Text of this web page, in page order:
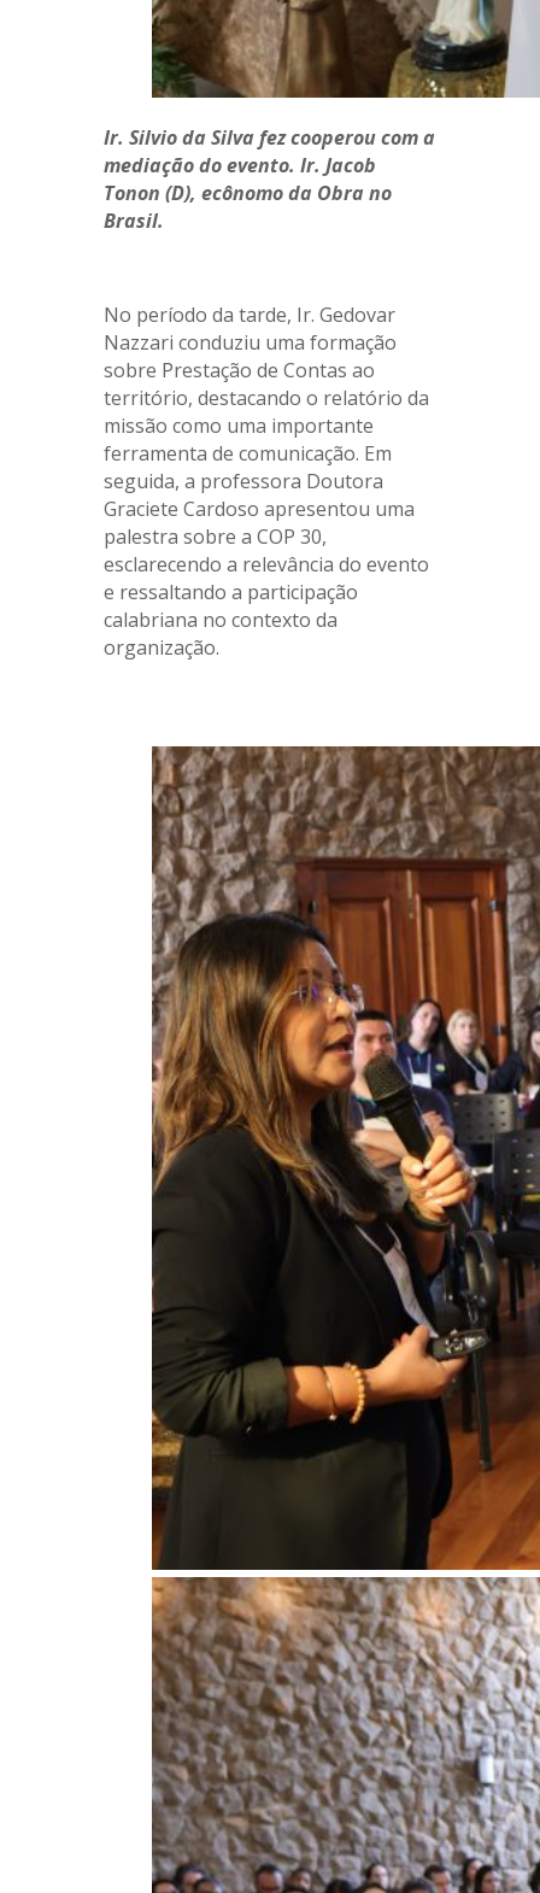
Ir. Silvio da Silva fez cooperou com a
mediação do evento. Ir. Jacob
Tonon (D), ecônomo da Obra no
Brasil.
No período da tarde, Ir. Gedovar
Nazzari conduziu uma formação
sobre Prestação de Contas ao
território, destacando o relatório da
missão como uma importante
ferramenta de comunicação. Em
seguida, a professora Doutora
Graciete Cardoso apresentou uma
palestra sobre a COP 30,
esclarecendo a relevância do evento
e ressaltando a participação
calabriana no contexto da
organização.